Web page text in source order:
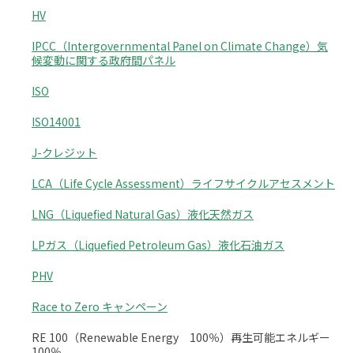
HV
IPCC（Intergovernmental Panel on Climate Change）気
候変動に関する政府間パネル
ISO
ISO14001
J-クレジット
LCA（Life Cycle Assessment）ライフサイクルアセスメント
LNG（Liquefied Natural Gas）液化天然ガス
LPガス（Liquefied Petroleum Gas）液化石油ガス
PHV
Race to Zero キャンペーン
RE 100（Renewable Energy 100％）再生可能エネルギー